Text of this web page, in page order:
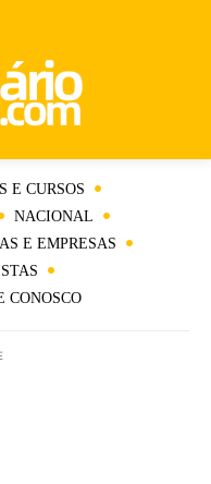
E CURSOS
NACIONAL
E EMPRESAS
CONOSCO